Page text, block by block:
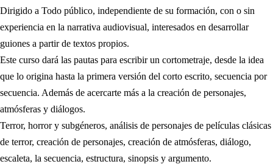
Dirigido a Todo público, independiente de su formación, con o sin
experiencia en la narrativa audiovisual, interesados en desarrollar
guiones a partir de textos propios.
Este curso dará las pautas para escribir un cortometraje, desde la idea
que lo origina hasta la primera versión del corto escrito, secuencia por
secuencia. Además de acercarte más a la creación de personajes,
atmósferas y diálogos.
Terror, horror y subgéneros, análisis de personajes de películas clásicas
de terror, creación de personajes, creación de atmósferas, diálogo,
escaleta, la secuencia, estructura, sinopsis y argumento.